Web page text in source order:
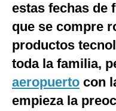
EEUU
México
España
Internacional
Tecnología
estas fechas de
que se compre
productos
toda la familia,
aeropuerto con
empieza la